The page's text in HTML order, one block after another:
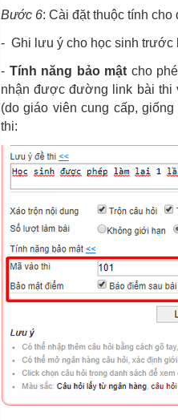
Bước 6: Cài đặt thuộc tính cho
- Ghi lưu ý cho học sinh trước
- Tính năng bảo mật cho
nhận được đường link bài thi
(do giáo viên cung cấp,
thi: